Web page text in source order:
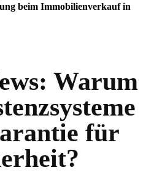
beim Immobilienverkauf in
Warum
für